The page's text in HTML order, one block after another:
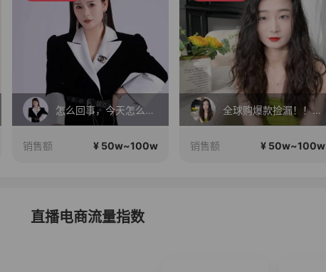
怎么回事，今天怎么这么便宜！
销售额 ¥ 50w~100w
全球购爆款捡漏！！！！
销售额 ¥ 50w~100w
直播电商流量指数